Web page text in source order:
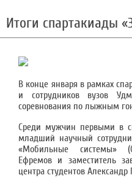
Итоги спартакиады
В конце января в рамках
и сотрудников вузов
соревнования по лыжным
Среди мужчин первыми в
младший научный
«Мобильные системы»
Ефремов и заместитель
центра студентов Александр